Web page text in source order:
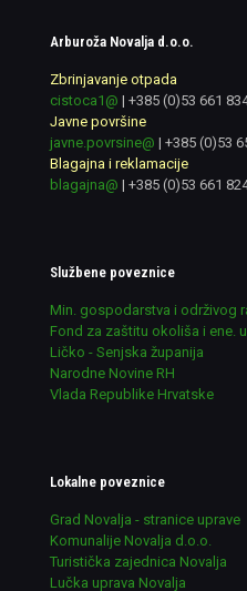
Arburoža Novalja d.o.o.
Zbrinjavanje otpada
cistoca1@ | +385 (0)53 661
Javne površine
javne.povrsine@ | +385 (0)53
Blagajna i reklamacije
blagajna@ | +385 (0)53 661
Službene poveznice
Min. gospodarstva i održivog
Fond za zaštitu okoliša i ene.
Ličko - Senjska županija
Narodne Novine RH
Vlada Republike Hrvatske
Lokalne poveznice
Grad Novalja - stranice uprave
Komunalije Novalja d.o.o.
Turistička zajednica Novalja
Lučka uprava Novalja